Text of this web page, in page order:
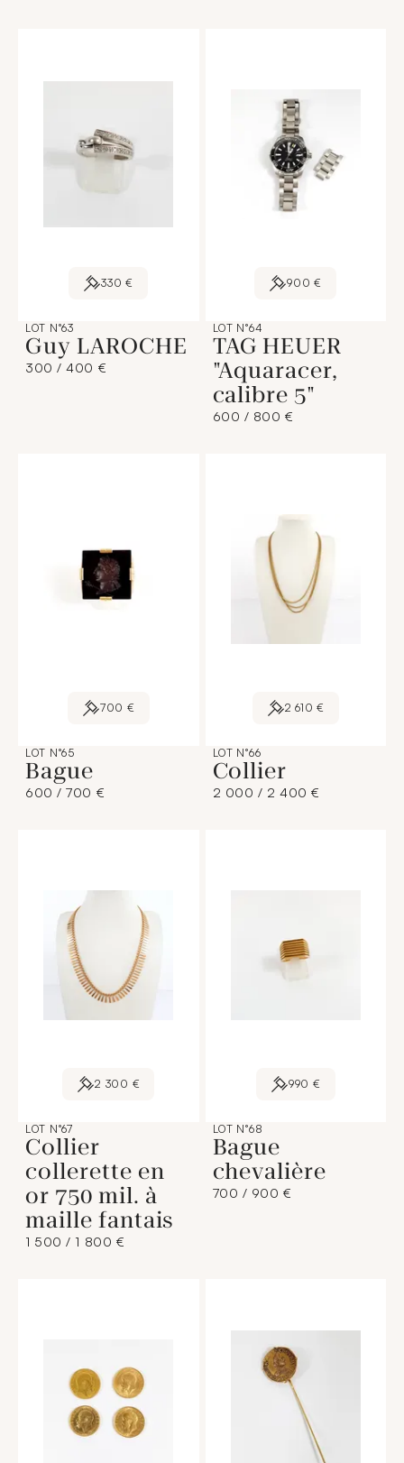
330 €
LOT N°63
Guy LAROCHE
300 / 400 €
900 €
LOT N°64
TAG HEUER
"Aquaracer,
calibre 5"
600 / 800 €
700 €
LOT N°65
Bague
600 / 700 €
2 610 €
LOT N°66
Collier
2 000 / 2 400 €
2 300 €
LOT N°67
Collier
collerette en
or 750 mil. à
maille fantais
1 500 / 1 800 €
990 €
LOT N°68
Bague
chevalière
700 / 900 €